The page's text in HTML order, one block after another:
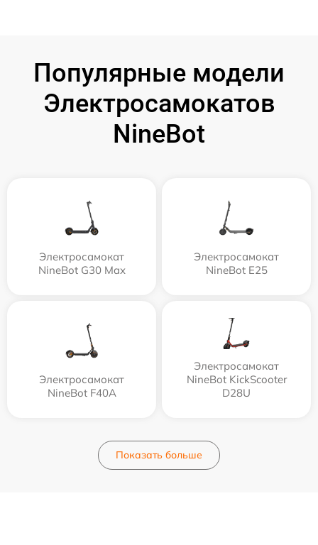
Популярные модели
Электросамокатов
NineBot
Электросамокат
NineBot G30 Max
Электросамокат
NineBot E25
Электросамокат
NineBot F40A
Электросамокат
NineBot KickScooter
D28U
Показать больше